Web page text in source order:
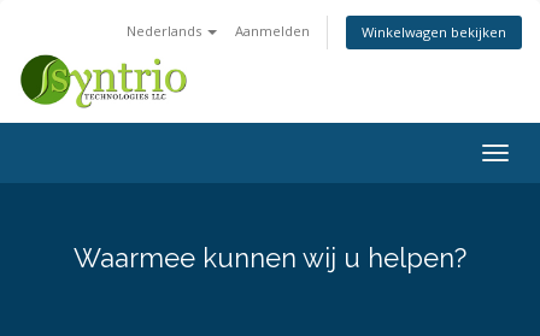
Nederlands Aanmelden Winkelwagen bekijken
in-/
Waarmee kunnen wij u helpen?